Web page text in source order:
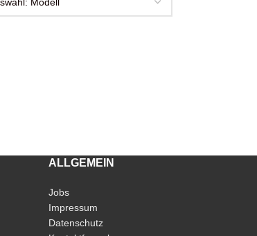
ALLGEMEIN
Jobs
Impressum
Datenschutz